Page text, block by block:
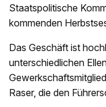
Staatspolitische
kommenden
Das Geschäft ist
unterschied­lichen
Raser, die den